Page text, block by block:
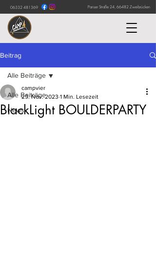
06332 481369 Pariser Straße 24, 66482 Zweibrücken
Beitrag
Alle Beiträge
News
Alle Beiträge
BlackLight BOULDERPARTY
campvier
29. Nov. 2023 1 Min. Lesezeit